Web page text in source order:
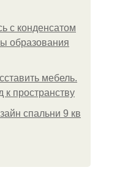
с конденсатом
образования
мебель.
к пространству
спальни 9 кв